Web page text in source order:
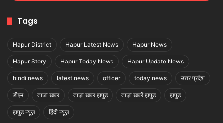
Hapur District Hapur Latest News Hapur News
Hapur Story Hapur Today News Hapur Update News
hindi news latest news officer today news उत्तर प्रदेश
डीएम ताजा खबर